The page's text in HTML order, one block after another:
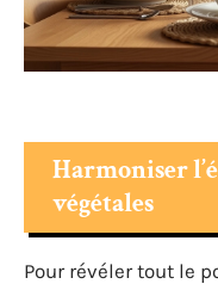
Harmoniser
végétales
Pour révéler tout le